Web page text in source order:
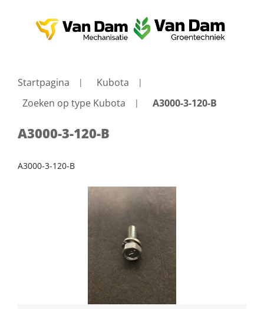
Startpagina
Kubota
Zoeken op type Kubota
A3000-3-120-B
A3000-3-120-B
A3000-3-120-B